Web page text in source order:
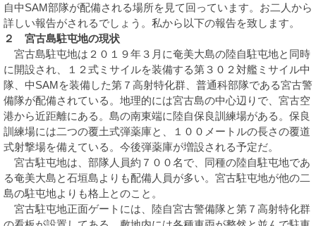
自中SAM部隊が配備される場所を見て回っています。お二人から
詳しい報告がされるでしょう。私から以下の報告を致します。
２ 宮古島駐屯地の現状
宮古島駐屯地は２０１９年３月に奄美大島の陸自駐屯地と同時
に開設され、１２式ミサイルを装備する第３０２対艦ミサイル中
隊、中SAMを装備した第７高射特化群、普通科部隊である宮古警
備隊が配備されている。地理的には宮古島の中心辺りで、宮古空
港から近距離にある。島の南東端に陸自保良訓練場がある。保良
訓練場には二つの覆土式弾薬庫と、１００メートルの長さの覆道
式射撃場を備えている。今後弾薬庫が増設される予定だ。
宮古駐屯地は、部隊人員約７００名で、同種の陸自駐屯地であ
る奄美大島と石垣島よりも配備人員が多い。宮古駐屯地が他の二
島の駐屯地よりも格上とのこと。
宮古駐屯地正面ゲートには、陸自宮古警備隊と第７高射特化群